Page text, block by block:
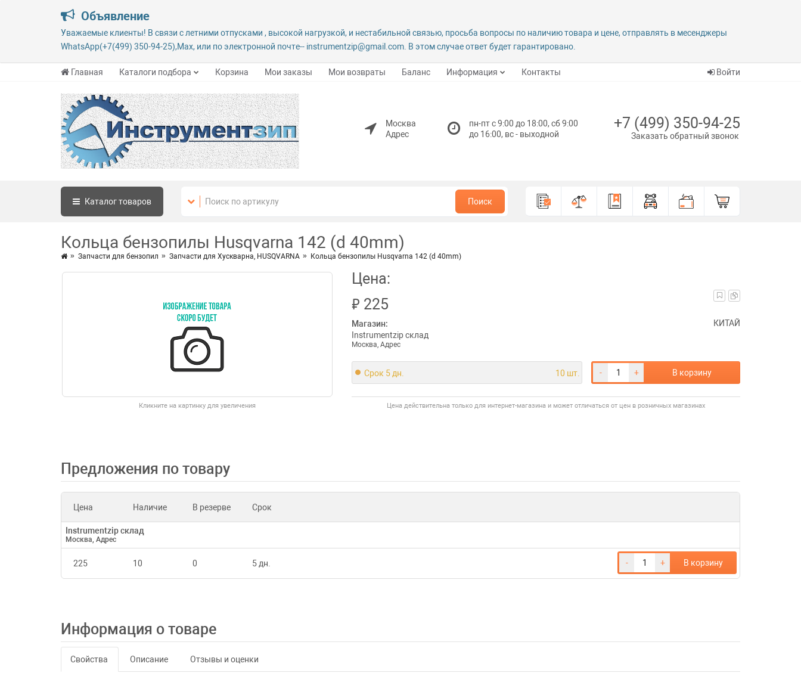
Объявление
Уважаемые клиенты! В связи с летними отпусками , высокой нагрузкой, и нестабильной связью, просьба вопросы по наличию товара и цене, отправлять в месенджеры
WhatsApp(+7(499) 350-94-25),Max, или по электронной почте-- instrumentzip@gmail.com. В этом случае ответ будет гарантировано.
Главная Каталоги подбора Корзина Мои заказы Мои возвраты Баланс Информация Контакты Войти
Москва
Адрес
пн-пт с 9:00 до 18:00, сб 9:00
до 16:00, вс - выходной
+7 (499) 350-94-25
Заказать обратный звонок
Каталогтоваров Поиск
Кольца бензопилы Husqvarna 142 (d 40mm)
Запчасти для бензопил Запчасти для Хускварна, HUSQVARNA Кольца бензопилы Husqvarna 142 (d 40mm)
Кликните на картинку для увеличения
Цена:
₽ 225
Магазин:
Instrumentzip склад
Москва, Адрес
КИТАЙ
Срок 5 дн. 10 шт. - + В корзину
Цена действительна только для интернет-магазина и может отличаться от цен в розничных магазинах
Предложения по товару
Цена Наличие В резерве Срок
Instrumentzip склад
Москва, Адрес
225 10 0 5 дн. - + В корзину
Информация о товаре
Свойства Описание Отзывы и оценки